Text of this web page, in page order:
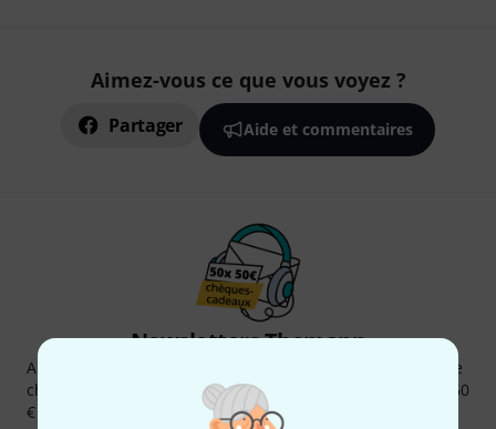
Aimez-vous ce que vous voyez ?
Partager Aide et commentaires
Newsletters Thomann
Abonnez-vous à la newsletter Thomann et, avec un peu de
chance, gagnez l'un des 50 bons d'achat d'une valeur de 50
€ chacun!